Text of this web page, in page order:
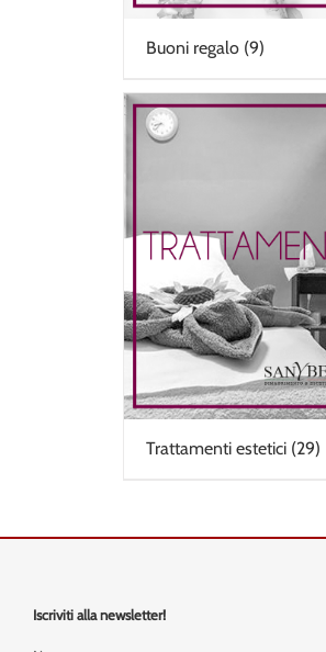
Buoni regalo (9)
Trattamenti estetici (29)
Iscriviti alla newsletter!